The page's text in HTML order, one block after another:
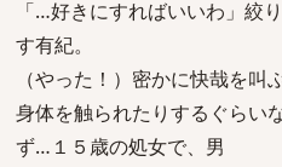
「…好きにすればいいわ」絞
す有紀。
（やった！）密かに快哉を叫
身体を触られたりするぐらい
ず…１５歳の処女で、男